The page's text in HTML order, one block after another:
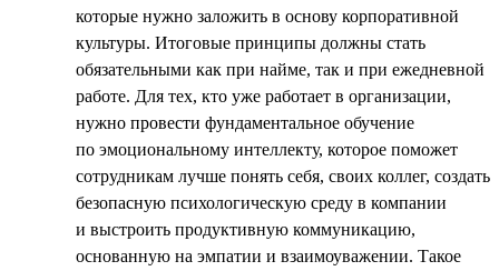
которые нужно заложить в основу корпоративной
культуры. Итоговые принципы должны стать
обязательными как при найме, так и при ежедневной
работе. Для тех, кто уже работает в организации,
нужно провести фундаментальное обучение
по эмоциональному интеллекту, которое поможет
сотрудникам лучше понять себя, своих коллег, создать
безопасную психологическую среду в компании
и выстроить продуктивную коммуникацию,
основанную на эмпатии и взаимоуважении. Такое